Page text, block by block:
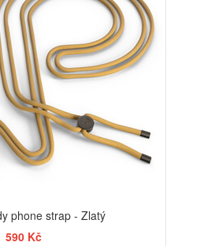
phone strap - Zlatý
590 Kč